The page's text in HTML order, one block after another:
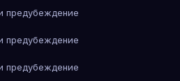
предубеждение
предубеждение
предубеждение